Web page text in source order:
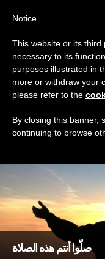
TAG
DERNIÈRES
صلّوا أنتم هذه الصلاة
Notice
This website or its third
necessary to its
purposes illustrated in
more or withdraw your
please refer to the
By closing this banner,
continuing to browse